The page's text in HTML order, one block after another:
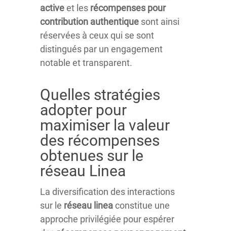
activeet les récompenses pour
contribution authentique sont ainsi
réservées à ceux qui se sont
distingués par un engagement
notable et transparent.
Quelles stratégies
adopter pour
maximiser la valeur
des récompenses
obtenues sur le
réseau Linea
La diversification des interactions
sur le réseau lineaconstitue une
approche privilégiée pour espérer